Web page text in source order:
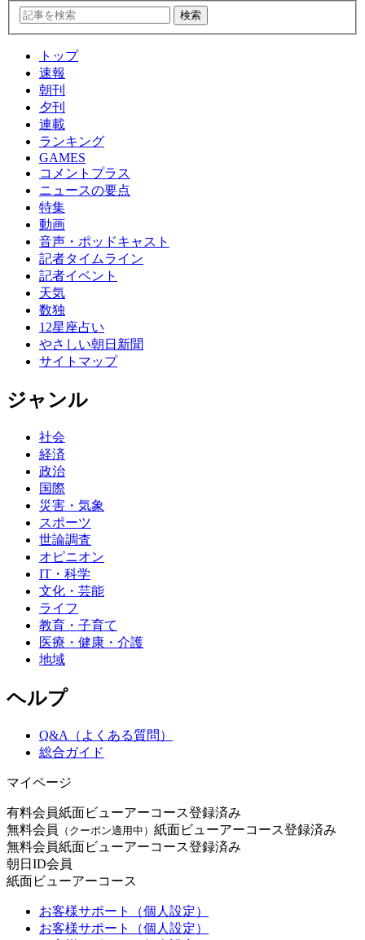
トップ
速報
朝刊
夕刊
連載
ランキング
GAMES
コメントプラス
ニュースの要点
特集
動画
音声・ポッドキャスト
記者タイムライン
記者イベント
天気
数独
12星座占い
やさしい朝日新聞
サイトマップ
ジャンル
社会
経済
政治
国際
災害・気象
スポーツ
世論調査
オピニオン
IT・科学
文化・芸能
ライフ
教育・子育て
医療・健康・介護
地域
ヘルプ
Q&A（よくある質問）
総合ガイド
マイページ
有料会員紙面ビューアーコース登録済み
無料会員
（クーポン適用中） 紙面ビューアーコース登録済み
無料会員紙面ビューアーコース登録済み
朝日ID会員
紙面ビューアーコース
お客様サポート（個人設定）
お客様サポート（個人設定）